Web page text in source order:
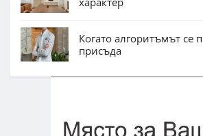
Когато алгоритъмът се
присъда